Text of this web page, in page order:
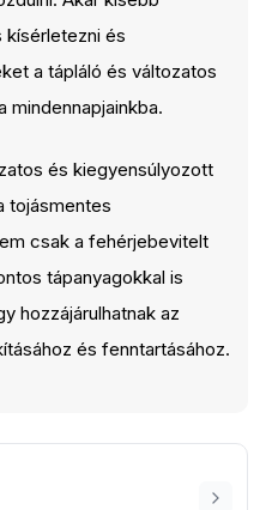
és
a tápláló és változatos
mindennapjainkba.
és kiegyensúlyozott
tojásmentes
csak a fehérjebevitelt
tápanyagokkal is
hozzájárulhatnak az
és fenntartásához.